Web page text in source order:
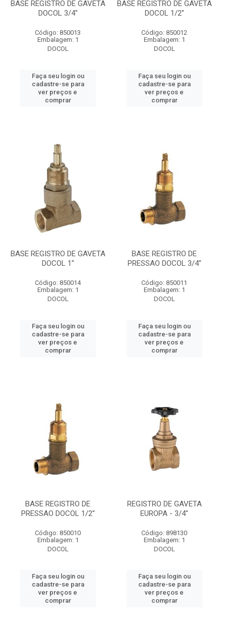
BASE REGISTRO DE GAVETA
DOCOL 3/4''
Código: 850013
Embalagem: 1
DOCOL
Faça seu login ou
cadastre-se para
ver preços e
comprar
BASE REGISTRO DE GAVETA
DOCOL 1/2''
Código: 850012
Embalagem: 1
DOCOL
Faça seu login ou
cadastre-se para
ver preços e
comprar
BASE REGISTRO DE GAVETA
DOCOL 1''
Código: 850014
Embalagem: 1
DOCOL
Faça seu login ou
cadastre-se para
ver preços e
comprar
BASE REGISTRO DE
PRESSAO DOCOL 3/4''
Código: 850011
Embalagem: 1
DOCOL
Faça seu login ou
cadastre-se para
ver preços e
comprar
BASE REGISTRO DE
PRESSAO DOCOL 1/2''
Código: 850010
Embalagem: 1
DOCOL
Faça seu login ou
cadastre-se para
ver preços e
comprar
REGISTRO DE GAVETA
EUROPA - 3/4''
Código: 898130
Embalagem: 1
DOCOL
Faça seu login ou
cadastre-se para
ver preços e
comprar